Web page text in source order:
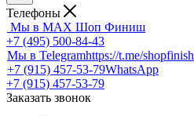
Телефоны
Мы в MAX Шоп Финиш
+7 (495) 500-84-43
Мы в Telegramhttps://t.me/shopfinish
+7 (915) 457-53-79WhatsApp
+7 (915) 457-53-79
Заказать звонок